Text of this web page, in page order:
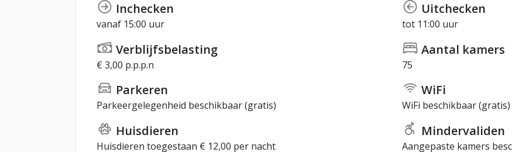
Inchecken
vanaf 15:00 uur
Uitchecken
tot 11:00 uur
Verblijfsbelasting
€ 3,00 p.p.p.n
Aantal kamers
75
Parkeren
Parkeergelegenheid beschikbaar (gratis)
WiFi
WiFi beschikbaar (gratis)
Huisdieren
Huisdieren toegestaan € 12,00 per nacht
Mindervaliden
Aangepaste kamers